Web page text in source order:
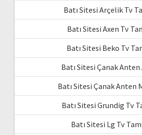
Batı Sitesi Arçelik Tv
Batı Sitesi Axen Tv
Batı Sitesi Beko Tv
Batı Sitesi Çanak Anten
Batı Sitesi Çanak Anten
Batı Sitesi Grundig Tv
Batı Sitesi Lg Tv